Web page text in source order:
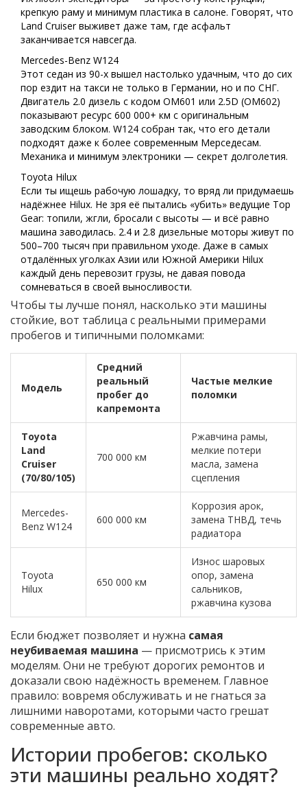
крепкую раму и минимум пластика в салоне. Говорят, что
Land Cruiser выживет даже там, где асфальт
заканчивается навсегда.
Mercedes-Benz W124
Этот седан из 90-х вышел настолько удачным, что до сих
пор ездит на такси не только в Германии, но и по СНГ.
Двигатель 2.0 дизель с кодом OM601 или 2.5D (OM602)
показывают ресурс 600 000+ км с оригинальным
заводским блоком. W124 собран так, что его детали
подходят даже к более современным Мерседесам.
Механика и минимум электроники — секрет долголетия.
Toyota Hilux
Если ты ищешь рабочую лошадку, то вряд ли придумаешь
надёжнее Hilux. Не зря её пытались «убить» ведущие Top
Gear: топили, жгли, бросали с высоты — и всё равно
машина заводилась. 2.4 и 2.8 дизельные моторы живут по
500–700 тысяч при правильном уходе. Даже в самых
отдалённых уголках Азии или Южной Америки Hilux
каждый день перевозит грузы, не давая повода
сомневаться в своей выносливости.
Чтобы ты лучше понял, насколько эти машины
стойкие, вот таблица с реальными примерами
пробегов и типичными поломками:
Модель
Средний
реальный
пробег до
капремонта
Частые мелкие
поломки
Toyota
Land
Cruiser
(70/80/105)
700 000 км
Ржавчина рамы,
мелкие потери
масла, замена
сцепления
Mercedes-
Benz W124
600 000 км
Коррозия арок,
замена ТНВД, течь
радиатора
Toyota
Hilux
650 000 км
Износ шаровых
опор, замена
сальников,
ржавчина кузова
Если бюджет позволяет и нужна самая
неубиваемая машина — присмотрись к этим
моделям. Они не требуют дорогих ремонтов и
доказали свою надёжность временем. Главное
правило: вовремя обслуживать и не гнаться за
лишними наворотами, которыми часто грешат
современные авто.
Истории пробегов: сколько
эти машины реально ходят?